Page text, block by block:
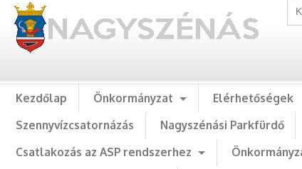
Kezdőlap Önkormányzat Elérhetőségek
Szennyvízcsatornázás
Nagyszénási Parkfürdő
Csatlakozás az ASP rendszerhez